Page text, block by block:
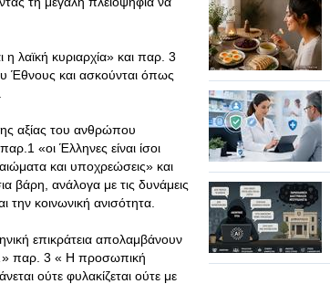
λαϊκή κυριαρχία» και παρ. 3
Έθνους και ασκούνται όπως
αξίας του ανθρώπου
«οι Έλληνες είναι ίσοι
και υποχρεώσεις» και
βάρη, ανάλογα με τις δυνάμεις
την κοινωνική ανισότητα.
επικράτεια απολαμβάνουν
παρ. 3 « Η προσωπική
ούτε φυλακίζεται ούτε με